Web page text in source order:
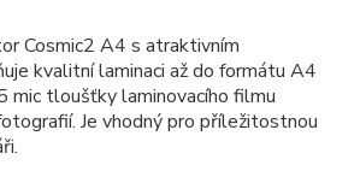
Cosmic2 A4 s atraktivním
kvalitní laminaci až do formátu A4
mic tloušťky laminovacího filmu
Je vhodný pro příležitostnou